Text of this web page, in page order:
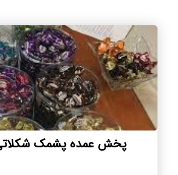
پخش عمده پشمک